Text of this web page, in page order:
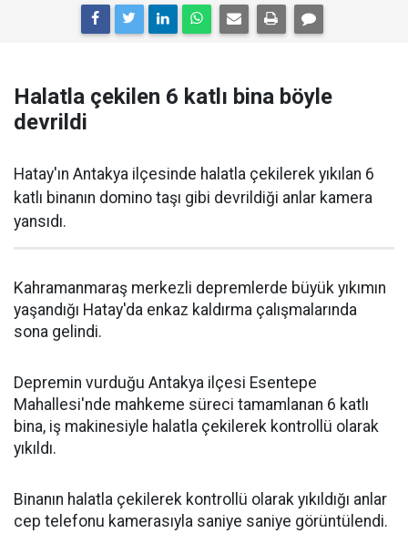
Halatla çekilen 6 katlı bina böyle
devrildi
Hatay'ın Antakya ilçesinde halatla çekilerek yıkılan 6
katlı binanın domino taşı gibi devrildiği anlar kamera
yansıdı.
Kahramanmaraş merkezli depremlerde büyük yıkımın
yaşandığı Hatay'da enkaz kaldırma çalışmalarında
sona gelindi.
Depremin vurduğu Antakya ilçesi Esentepe
Mahallesi'nde mahkeme süreci tamamlanan 6 katlı
bina, iş makinesiyle halatla çekilerek kontrollü olarak
yıkıldı.
Binanın halatla çekilerek kontrollü olarak yıkıldığı anlar
cep telefonu kamerasıyla saniye saniye görüntülendi.